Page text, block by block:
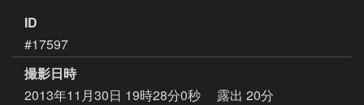
ID
#17597
撮影日時
2013年11月30日 19時28分0秒
露出 20分